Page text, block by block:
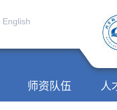
English
师资队伍 人